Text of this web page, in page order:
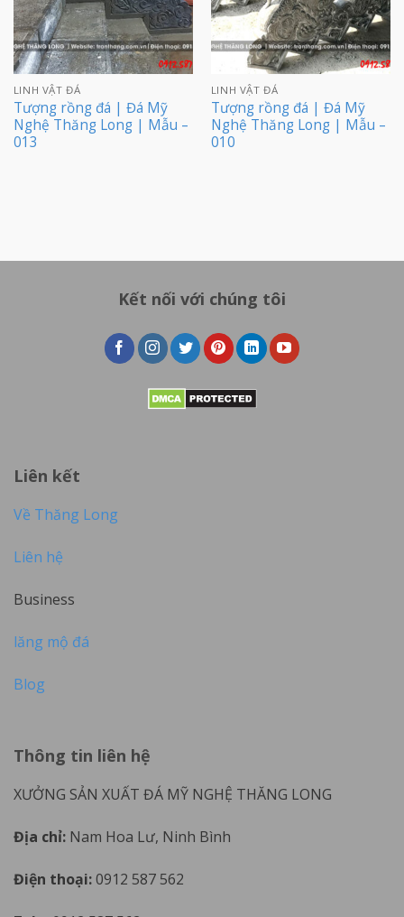
LINH VẬT ĐÁ
Tượng rồng đá | Đá Mỹ
Nghệ Thăng Long | Mẫu –
013
LINH VẬT ĐÁ
Tượng rồng đá | Đá Mỹ
Nghệ Thăng Long | Mẫu –
010
Kết nối với chúng tôi
Liên kết
Về Thăng Long
Liên hệ
Business
lăng mộ đá
Blog
Thông tin liên hệ
XƯỞNG SẢN XUẤT ĐÁ MỸ NGHỆ THĂNG LONG
Địa chỉ: Nam Hoa Lư, Ninh Bình
Điện thoại:0912 587 562